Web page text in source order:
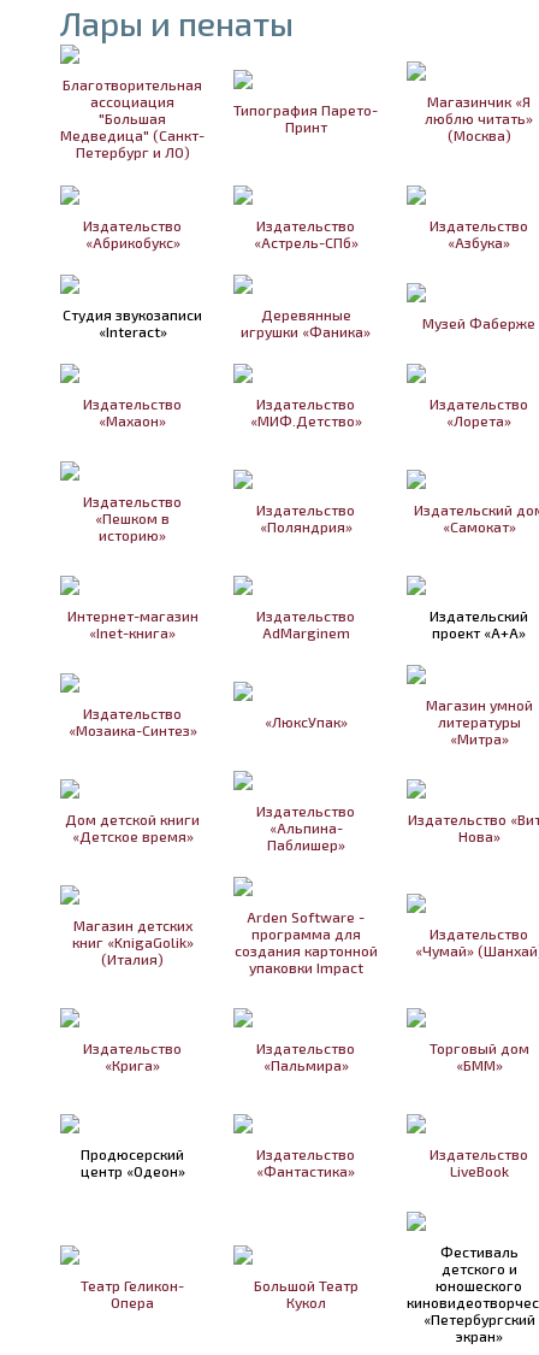
Лары и пенаты
Благотворительная
ассоциация
"Большая
Медведица" (Санкт-
Петербург и ЛО)
Типография Парето-
Принт
Магазинчик «Я
люблю читать»
(Москва)
Издательство
«Абрикобукс»
Издательство
«Астрель-СПб»
Издательство
«Азбука»
Студия звукозаписи
«Interact»
Деревянные
игрушки «Фаника»
Музей Фаберже
Издательство
«Махаон»
Издательство
«МИФ.Детство»
Издательство
«Лорета»
Издательство
«Пешком в
историю»
Издательство
«Поляндрия»
Издательский
«Самокат»
Интернет-магазин
«Inet-книга»
Издательство
AdMarginem
Издательский
проект «А+А»
Издательство
«Мозаика-Синтез»
«ЛюксУпак»
Магазин умной
литературы
«Митра»
Дом детской книги
«Детское время»
Издательство
«Альпина-
Паблишер»
Издательство
Нова»
Магазин детских
книг «KnigaGolik»
(Италия)
Arden Software -
программа для
создания картонной
упаковки Impact
Издательство
«Чумай»
Издательство
«Крига»
Издательство
«Пальмира»
Торговый дом
«БММ»
Продюсерский
центр «Одеон»
Издательство
«Фантастика»
Издательство
LiveBook
Театр Геликон-
Опера
Большой Театр
Кукол
Фестиваль
детского и
юношеского
«Петербургский
экран»